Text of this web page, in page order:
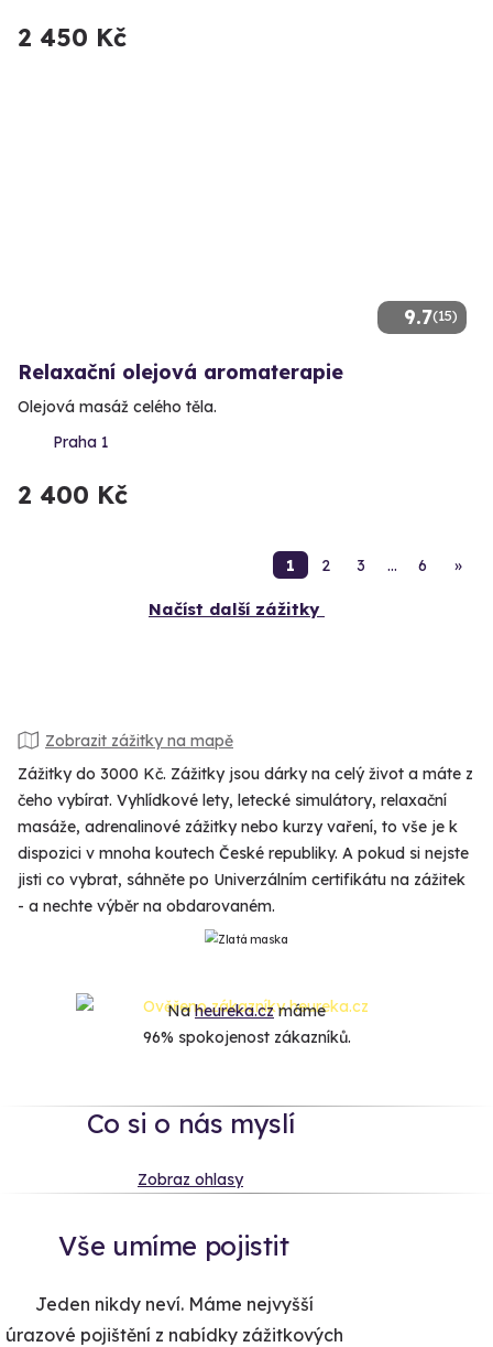
2 450 Kč
9.7(15)
Relaxační olejová aromaterapie
Olejová masáž celého těla.
Praha 1
2 400 Kč
1 2 3 … 6 »
Načíst další zážitky
Zobrazit zážitky na mapě
Zážitky do 3000 Kč. Zážitky jsou dárky na celý život a máte z
čeho vybírat. Vyhlídkové lety, letecké simulátory, relaxační
masáže, adrenalinové zážitky nebo kurzy vaření, to vše je k
dispozici v mnoha koutech České republiky. A pokud si nejste
jisti co vybrat, sáhněte po Univerzálním certifikátu na zážitek
- a nechte výběr na obdarovaném.
Naheureka.czmáme
96% spokojenost zákazníků.
Co si o nás myslí
Zobraz ohlasy
Vše umíme pojistit
Jeden nikdy neví. Máme nejvyšší
úrazové pojištění z nabídky zážitkových